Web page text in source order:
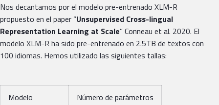
Nos decantamos por el modelo pre-entrenado XLM-R
propuesto en el paper “Unsupervised Cross-lingual
Representation Learning at Scale” Conneau et al. 2020. El
modelo XLM-R ha sido pre-entrenado en 2.5TB de textos con
100 idiomas. Hemos utilizado las siguientes tallas:
Modelo Número de parámetros